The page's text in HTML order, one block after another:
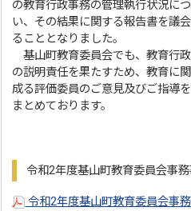
の教育行政事務の管理執行状況に
い、その結果に関する報告書を議
ることとなりました。
基山町教育委員会でも、教育行
の説明責任を果たすため、教育に
成る評価委員のご意見及びご指導
まとめております。
令和2年度基山町教育委員会事
令和2年度基山町教育委員会事